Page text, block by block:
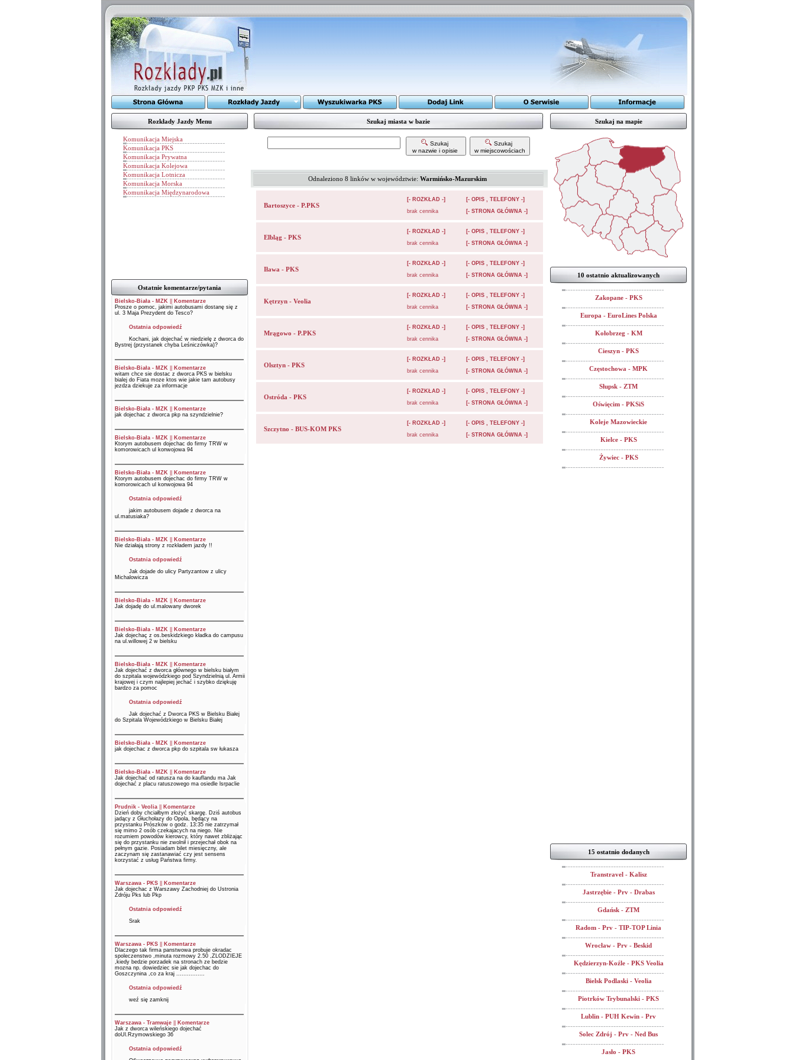
Rozkłady Jazdy Menu
Komunikacja Miejska
Komunikacja PKS
Komunikacja Prywatna
Komunikacja Kolejowa
Komunikacja Lotnicza
Komunikacja Morska
Komunikacja Międzynarodowa
Ostatnie komentarze/pytania
Bielsko-Biała - MZK||
Komentarze
Prosze o pomoc, jakimi autobusami dostanę się z
ul. 3 Maja Prezydent do Tesco?
Ostatnia odpowiedź
Kochani, jak dojechać w niedzielę z dworca do
Bystrej (przystanek chyba Leśniczówka)?
Bielsko-Biała - MZK||
Komentarze
witam chce sie dostac z dworca PKS w bielsku
bialej do Fiata moze ktos wie jakie tam autobusy
jezdza dziekuje za informacje
Bielsko-Biała - MZK||
Komentarze
jak dojechac z dworca pkp na szyndzielnie?
Bielsko-Biała - MZK||
Komentarze
Ktorym autobusem dojechac do firmy TRW w
komorowicach ul konwojowa 94
Bielsko-Biała - MZK||
Komentarze
Ktorym autobusem dojechac do firmy TRW w
komorowicach ul konwojowa 94
Ostatnia odpowiedź
jakim autobusem dojade z dworca na
ul.matusiaka?
Bielsko-Biała - MZK||
Komentarze
Nie działają strony z rozkładem jazdy !!
Ostatnia odpowiedź
Jak dojade do ulicy Partyzantow z ulicy
Michalowicza
Bielsko-Biała - MZK||
Komentarze
Jak dojadę do ul.malowany dworek
Bielsko-Biała - MZK||
Komentarze
Jak dojechaç z os.beskidzkiego kładka do campusu
na ul.willowej 2 w bielsku
Bielsko-Biała - MZK||
Komentarze
Jak dojechać z dworca głównego w bielsku białym
do szpitala wojewódzkiego pod Szyndzielnią ul. Armii
krajowej i czym najlepiej jechać i szybko dziękuję
bardzo za pomoc
Ostatnia odpowiedź
Jak dojechać z Dworca PKS w Bielsku Białej
do Szpitala Wojewódzkiego w Bielsku Białej
Bielsko-Biała - MZK||
Komentarze
jak dojechac z dworca pkp do szpitala sw łukasza
Bielsko-Biała - MZK||
Komentarze
Jak dojechać od ratusza na do kauflandu ma Jak
dojechać z placu ratuszowego ma osiedle lsrpaclie
Prudnik - Veolia||
Komentarze
Dzień doby chciałbym złożyć skargę. Dziś autobus
jadący z Głuchołazy do Opola, będący na
przystanku Prószków o godz. 13:35 nie zatrzymał
się mimo 2 osób czekajacych na niego. Nie
rozumiem powodów kierowcy, który nawet zbliżając
się do przystanku nie zwolnił i przejechał obok na
pełnym gazie. Posiadam bilet miesięczny, ale
zaczynam się zastanawiać czy jest sensens
korzystać z usług Państwa firmy.
Warszawa - PKS||
Komentarze
Jak dojechac z Warszawy Zachodniej do Ustronia
Zdróju Pks lub Pkp
Ostatnia odpowiedź
Srak
Warszawa - PKS||
Komentarze
Dlaczego tak firma panstwowa probuje okradac
spoleczenstwo ,minuta rozmowy 2.50 ,ZLODZIEJE
,kiedy bedzie porzadek na stronach ze bedzie
mozna np. dowiedziec sie jak dojechac do
Goszczynina ,co za kraj ................
Ostatnia odpowiedź
weź się zamknij
Warszawa - Tramwaje||
Komentarze
Jak z dworca wileńskiego dojechać
doUl.Rzymowskiego 36
Ostatnia odpowiedź
Szukaj miasta w bazie
Szukaj
w nazwie i opisie
Szukaj
w miejscowościach
Odnaleziono 8 linków w województwie: Warmińsko-Mazurskim
Bartoszyce - P.PKS
[- ROZKŁAD -]
brak cennika
[- OPIS , TELEFONY -]
[- STRONA GŁÓWNA -]
Elbląg - PKS
[- ROZKŁAD -]
brak cennika
[- OPIS , TELEFONY -]
[- STRONA GŁÓWNA -]
Iława - PKS
[- ROZKŁAD -]
brak cennika
[- OPIS , TELEFONY -]
[- STRONA GŁÓWNA -]
Kętrzyn - Veolia
[- ROZKŁAD -]
brak cennika
[- OPIS , TELEFONY -]
[- STRONA GŁÓWNA -]
Mrągowo - P.PKS
[- ROZKŁAD -]
brak cennika
[- OPIS , TELEFONY -]
[- STRONA GŁÓWNA -]
Olsztyn - PKS
[- ROZKŁAD -]
brak cennika
[- OPIS , TELEFONY -]
[- STRONA GŁÓWNA -]
Ostróda - PKS
[- ROZKŁAD -]
brak cennika
[- OPIS , TELEFONY -]
[- STRONA GŁÓWNA -]
Szczytno - BUS-KOM PKS
[- ROZKŁAD -]
brak cennika
[- OPIS , TELEFONY -]
[- STRONA GŁÓWNA -]
Szukaj na mapie
10 ostatnio aktualizowanych
Zakopane - PKS
Europa - EuroLines Polska
Kołobrzeg - KM
Cieszyn - PKS
Częstochowa - MPK
Słupsk - ZTM
Oświęcim - PKSiS
Koleje Mazowieckie
Kielce - PKS
Żywiec - PKS
15 ostatnio dodanych
Transtravel - Kalisz
Jastrzębie - Prv - Drabas
Gdańsk - ZTM
Radom - Prv - TIP-TOP Linia
Wrocław - Prv - Beskid
Kędzierzyn-Koźle - PKS Veolia
Bielsk Podlaski - Veolia
Piotrków Trybunalski - PKS
Lublin - PUH Kewin - Prv
Solec Zdrój - Prv - Ned Bus
Jasło - PKS